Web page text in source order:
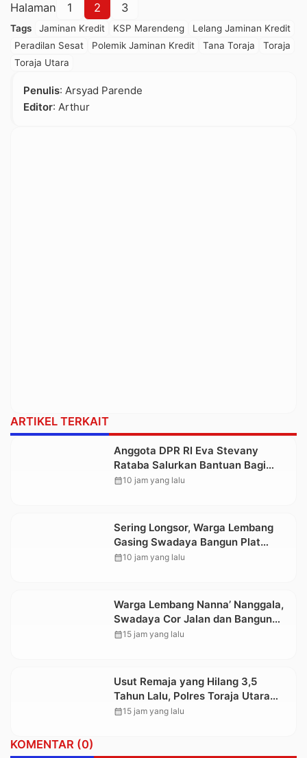
Halaman 1 2 3
Tags Jaminan Kredit KSP Marendeng
Lelang Jaminan Kredit
Peradilan Sesat
Polemik Jaminan Kredit Tana Toraja
Toraja
Toraja Utara
Penulis: Arsyad Parende
Editor: Arthur
ARTIKEL TERKAIT
Anggota DPR RI Eva Stevany
Rataba Salurkan Bantuan Bagi
Warga Terdampak Longsor di
calendar_month10 jam yang lalu
Sering Longsor, Warga Lembang
Gasing Swadaya Bangun Plat
Deker dan Talut Jalan Penghubung
calendar_month10 jam yang lalu
Warga Lembang Nanna’ Nanggala,
Swadaya Cor Jalan dan Bangun
Jembatan
calendar_month15 jam yang lalu
Usut Remaja yang Hilang 3,5
Tahun Lalu, Polres Toraja Utara
Kembali Datangi TKP
calendar_month15 jam yang lalu
KOMENTAR (0)